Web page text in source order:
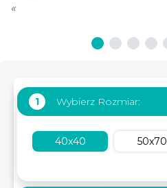
«
1 Wybierz Rozmiar:
40x40 50x70